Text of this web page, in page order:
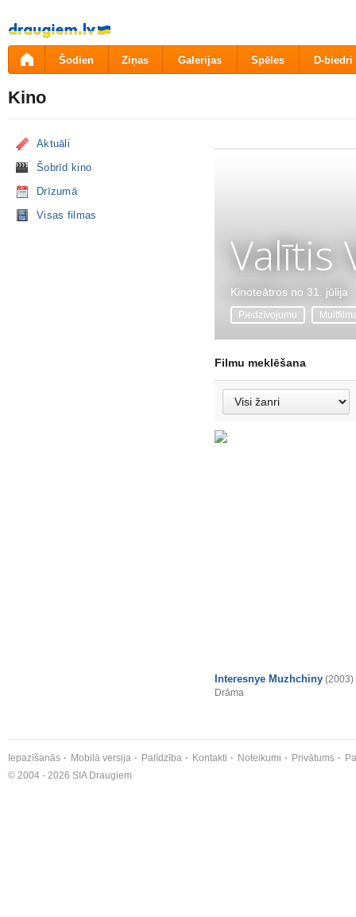
Pāriet
uz
saturu
Šodien Ziņas Galerijas Spēles D-biedri
Kino
Aktuāli
Šobrīd kino
Drīzumā
Visas filmas
Valītis
Kinoteātros no 31. jūlija
Piedzīvojumu
Filmu meklēšana
Interesnye Muzhchiny (2003)
Drāma
Iepazīšanās Mobilā versija Palīdzība Kontakti Noteikumi Privātums
© 2004 - 2026 SIA Draugiem